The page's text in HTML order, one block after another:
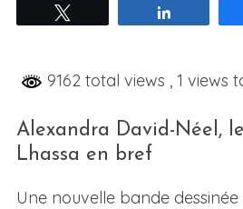
9162 total views , 1 views
Alexandra David-Néel,
Lhassa en bref
Une nouvelle bande